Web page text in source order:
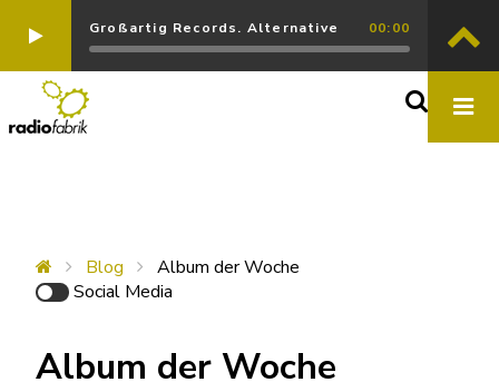
Großartig Records. Alternative 00:00
Blog
Album der Woche
Social Media
Album der Woche